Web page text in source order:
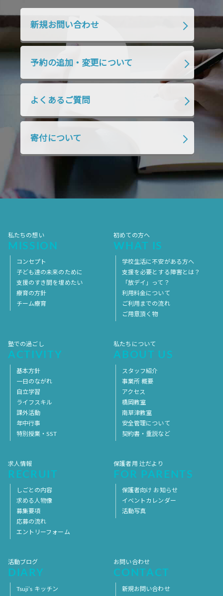
2019年10月 2019年9月
2019年4月
2018年7月 2018年6月
2018年4月 2018年3月 2018年2月
2018年1月 2017年12月
2017年10月 2017年9月 2017年8月
2017年5月
2017年4月
新規お問い合わせ
予約の追加・変更について
よくあるご質問
寄付について
私たちの想い
MISSION
コンセプト
子ども達の未来のために
支援のすき間を埋めたい
療育の方針
チーム療育
初めての方へ
WHAT IS
学校生活に不安がある方へ
支援を必要とする障害とは？
「放デイ」って？
利用料金について
ご利用までの流れ
ご用意頂く物
塾での過ごし
ACTIVITY
基本方針
一日のながれ
自立学習
ライフスキル
課外活動
年中行事
特別授業・SST
私たちについて
ABOUT US
スタッフ紹介
事業所 概要
アクセス
橋岡教室
南草津教室
安全管理について
契約書・重説など
求人情報
RECRUIT
しごとの内容
求める人物像
募集要項
応募の流れ
エントリーフォーム
保護者用 辻だより
FOR PARENTS
保護者向け お知らせ
イベントカレンダー
活動写真
活動ブログ
DIARY
Tsuji’s キッチン
お問い合わせ
CONTACT
新規お問い合わせ